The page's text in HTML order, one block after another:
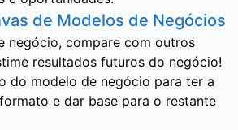
de Modelos de Negócios
negócio, compare com outros
resultados futuros do negócio!
do modelo de negócio para ter a
e dar base para o restante